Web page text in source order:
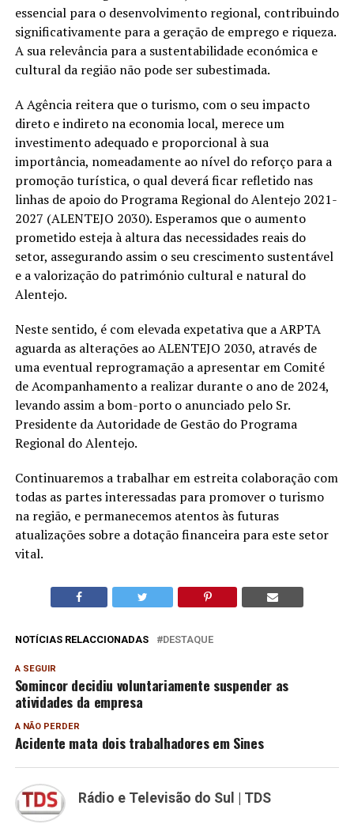
essencial para o desenvolvimento regional, contribuindo
significativamente para a geração de emprego e riqueza.
A sua relevância para a sustentabilidade económica e
cultural da região não pode ser subestimada.
A Agência reitera que o turismo, com o seu impacto
direto e indireto na economia local, merece um
investimento adequado e proporcional à sua
importância, nomeadamente ao nível do reforço para a
promoção turística, o qual deverá ficar refletido nas
linhas de apoio do Programa Regional do Alentejo 2021-
2027 (ALENTEJO 2030). Esperamos que o aumento
prometido esteja à altura das necessidades reais do
setor, assegurando assim o seu crescimento sustentável
e a valorização do património cultural e natural do
Alentejo.
Neste sentido, é com elevada expetativa que a ARPTA
aguarda as alterações ao ALENTEJO 2030, através de
uma eventual reprogramação a apresentar em Comité
de Acompanhamento a realizar durante o ano de 2024,
levando assim a bom-porto o anunciado pelo Sr.
Presidente da Autoridade de Gestão do Programa
Regional do Alentejo.
Continuaremos a trabalhar em estreita colaboração com
todas as partes interessadas para promover o turismo
na região, e permanecemos atentos às futuras
atualizações sobre a dotação financeira para este setor
vital.
NOTÍCIAS RELACCIONADAS DESTAQUE
A SEGUIR
Somincor decidiu voluntariamente suspender as
atividades da empresa
A NÃO PERDER
Acidente mata dois trabalhadores em Sines
Rádio e Televisão do Sul | TDS